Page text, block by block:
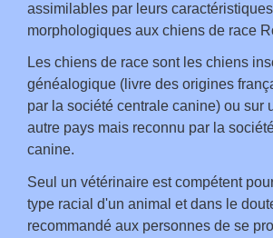
assimilables par leurs caractéristiques
morphologiques aux chiens de race
Les chiens de race sont les chiens
généalogique (livre des origines
par la société centrale canine) ou sur
autre pays mais reconnu par la
canine.
Seul un vétérinaire est compétent
type racial d'un animal et dans le
recommandé aux personnes de se